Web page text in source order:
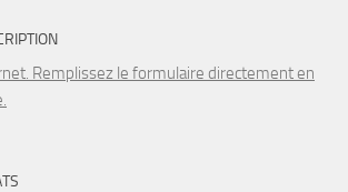
Remplissez le formulaire directement en